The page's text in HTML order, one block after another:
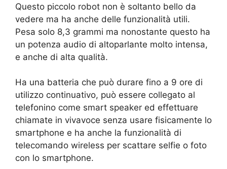
Questo piccolo robot non è soltanto bello da
vedere ma ha anche delle funzionalità utili.
Pesa solo 8,3 grammi ma nonostante questo ha
un potenza audio di altoparlante molto intensa,
e anche di alta qualità.
Ha una batteria che può durare fino a 9 ore di
utilizzo continuativo, può essere collegato al
telefonino come smart speaker ed effettuare
chiamate in vivavoce senza usare fisicamente lo
smartphone e ha anche la funzionalità di
telecomando wireless per scattare selfie o foto
con lo smartphone.